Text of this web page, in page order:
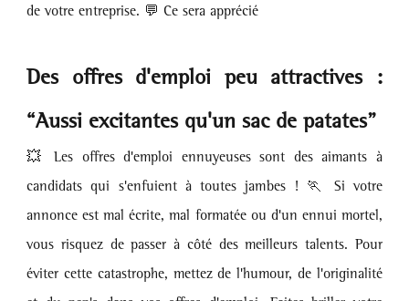
de votre entreprise. 💬 Ce sera apprécié
Des offres d'emploi peu attractives :
“Aussi excitantes qu'un sac de patates”
💥 Les offres d'emploi ennuyeuses sont des aimants à
candidats qui s'enfuient à toutes jambes ! 🏃 Si votre
annonce est mal écrite, mal formatée ou d'un ennui mortel,
vous risquez de passer à côté des meilleurs talents. Pour
éviter cette catastrophe, mettez de l'humour, de l'originalité